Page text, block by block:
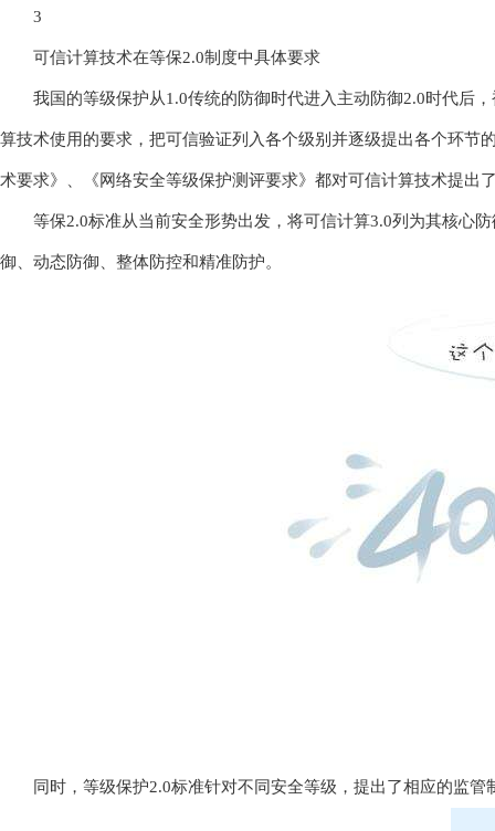
3
可信计算技术在等保2.0制度中具体要求
我国的等级保护从1.0传统的防御时代进入主动防御2.0时代后
算技术使用的要求，把可信验证列入各个级别并逐级提出各个环
术要求》、《网络安全等级保护测评要求》都对可信计算技术提出
等保2.0标准从当前安全形势出发，将可信计算3.0列为其核
御、动态防御、整体防控和精准防护。
同时，等级保护2.0标准针对不同安全等级，提出了相应的监管